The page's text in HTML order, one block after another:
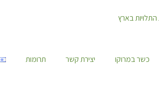
כשר במרוקו יצירת קשר תרומות